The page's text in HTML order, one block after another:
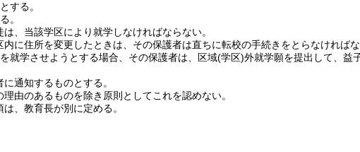
する。
。
、当該学区により就学しなければならない。
に住所を変更したときは、その保護者は直ちに転校の手続きをとらなければな
就学させようとする場合、その保護者は、区域(学区)外就学願を提出して、益
通知するものとする。
由のあるものを除き原則としてこれを認めない。
、教育長が別に定める。